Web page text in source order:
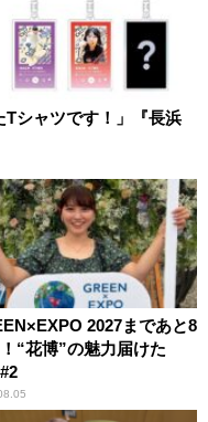
Tシャツです！」『長浜
2027まであと8
“花博”の魅力届けた